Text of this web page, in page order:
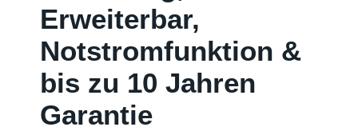
Erweiterbar,
Notstromfunktion &
bis zu 10 Jahren
Garantie